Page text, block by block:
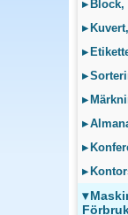
▸ Block,
▸
▸
▸
▸
▸
▸
▸
▾